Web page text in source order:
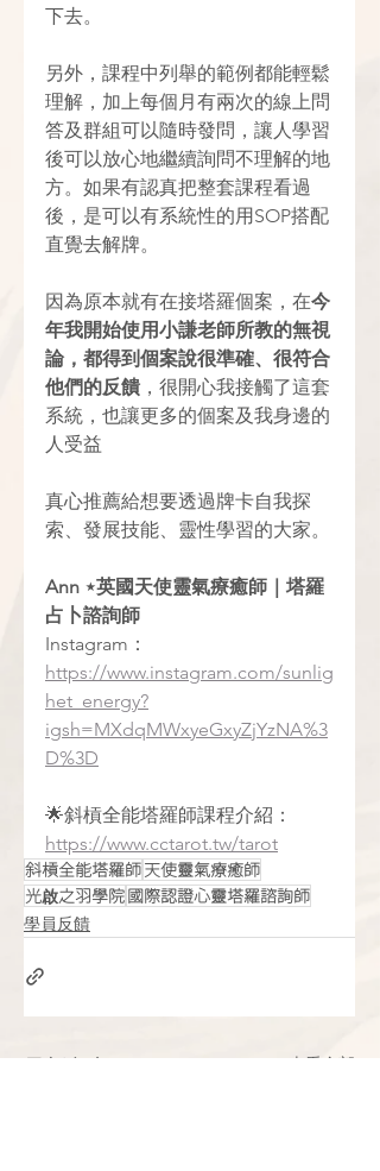
下去。
另外，課程中列舉的範例都能輕鬆
理解，加上每個月有兩次的線上問
答及群組可以隨時發問，讓人學習
後可以放心地繼續詢問不理解的地
方。如果有認真把整套課程看過
後，是可以有系統性的用SOP搭配
直覺去解牌。
因為原本就有在接塔羅個案，在今
年我開始使用小謙老師所教的無視
論，都得到個案說很準確、很符合
他們的反饋 ，很開心我接觸了這套
系統，也讓更多的個案及我身邊的
人受益
真心推薦給想要透過牌卡自我探
索、發展技能、靈性學習的大家。
Ann ⋆英國天使靈氣療癒師｜塔羅
占卜諮詢師
Instagram：
https://www.instagram.com/sunlig
het_energy?
igsh=MXdqMWxyeGxyZjYzNA%3
D%3D
🌟斜槓全能塔羅師課程介紹：
https://www.cctarot.tw/tarot
斜槓全能塔羅師天使靈氣療癒師
光啟之羽學院國際認證心靈塔羅諮詢師
學員反饋
最新文章 查看全部